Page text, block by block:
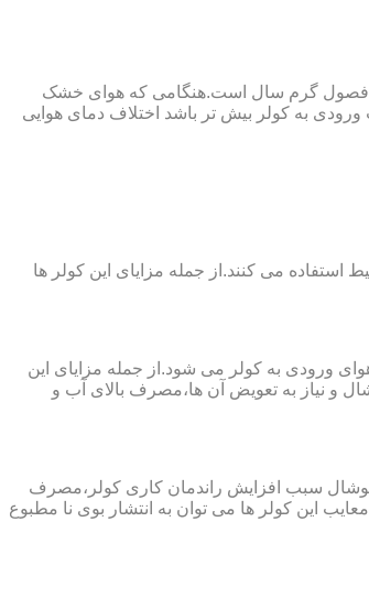
در فصول گرم سال است.هنگامی که هوای خشک
به کولر بیش تر باشد اختلاف دمای هوایی
کردن محیط استفاده می کنند.از جمله مزایای این کولر ها
ورودی به کولر می شود.از جمله مزایای این
نیاز به تعویض آن ها،مصرف بالای آب و
پوشال سبب افزایش راندمان کاری کولر،مصرف
این کولر ها می توان به انتشار بوی نا مطبوع